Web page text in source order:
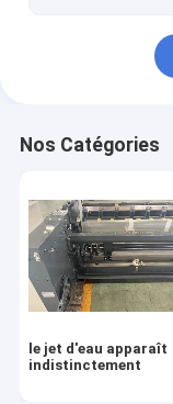
Air Jet Loom
Nos Catégories
le jet d'eau apparaît
indistinctement